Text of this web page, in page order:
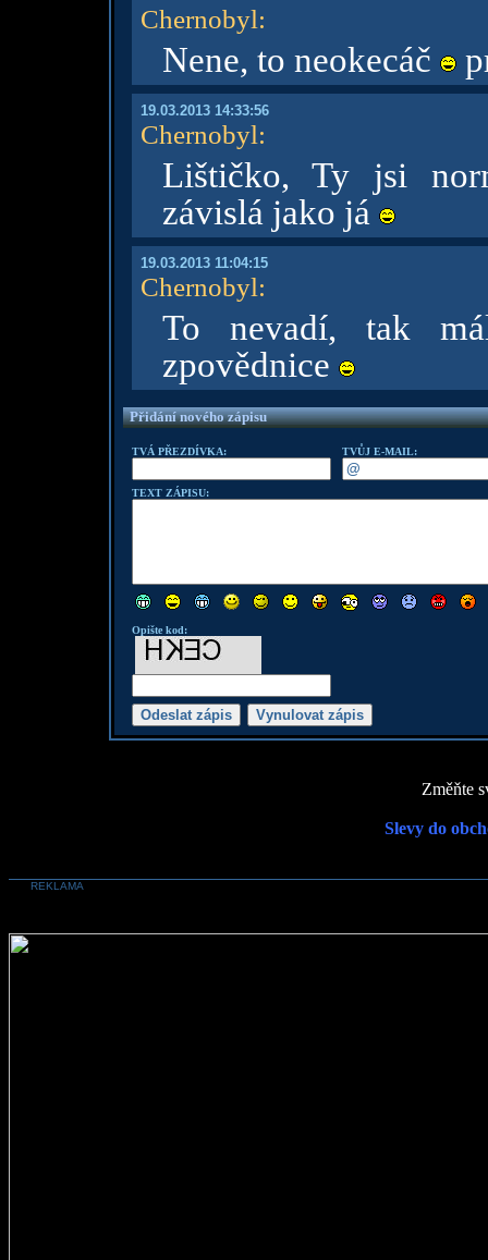
Chernobyl:
Nene, to neokecáč
19.03.2013 14:33:56
Chernobyl:
Lištičko, Ty jsi
závislá jako já
19.03.2013 11:04:15
Chernobyl:
To nevadí, tak
zpovědnice
Přidání nového zápisu
TVÁ PŘEZDÍVKA: TVŮJ E-MAIL:
TEXT ZÁPISU:
Opište kod:
Změňte
Slevy do
REKLAMA